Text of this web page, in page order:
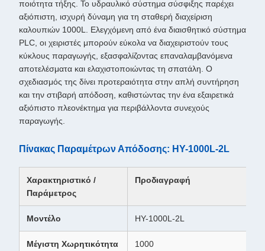
ποιότητα τήξης. Το υδραυλικό σύστημα σύσφιξης παρέχει
αξιόπιστη, ισχυρή δύναμη για τη σταθερή διαχείριση
καλουπιών 1000L. Ελεγχόμενη από ένα διαισθητικό σύστημα
PLC, οι χειριστές μπορούν εύκολα να διαχειριστούν τους
κύκλους παραγωγής, εξασφαλίζοντας επαναλαμβανόμενα
αποτελέσματα και ελαχιστοποιώντας τη σπατάλη. Ο
σχεδιασμός της δίνει προτεραιότητα στην απλή συντήρηση
και την στιβαρή απόδοση, καθιστώντας την ένα εξαιρετικά
αξιόπιστο πλεονέκτημα για περιβάλλοντα συνεχούς
παραγωγής.
Πίνακας Παραμέτρων Απόδοσης: HY-1000L-2L
Χαρακτηριστικό /
Παράμετρος
Προδιαγραφή
Μοντέλο HY-1000L-2L
Μέγιστη Χωρητικότητα
1000